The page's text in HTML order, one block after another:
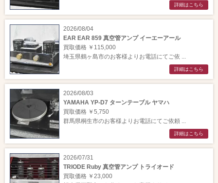
詳細はこちら
2026/08/04
EAR EAR 859 真空管アンプ イーエーアール
買取価格 ￥115,000
埼玉県鶴ヶ島市のお客様よりお電話にてご依 ...
詳細はこちら
2026/08/03
YAMAHA YP-D7 ターンテーブル ヤマハ
買取価格 ￥5,750
群馬県桐生市のお客様よりお電話にてご依頼 ...
詳細はこちら
2026/07/31
TRIODE Ruby 真空管アンプ トライオード
買取価格 ￥23,000